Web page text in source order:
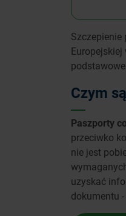
Szczepienie
Czym
Paszporty
przeciwko
nie jest
uzyskać
dokumentu -